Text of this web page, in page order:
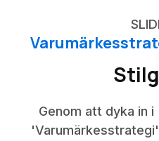
Genom att dyka in